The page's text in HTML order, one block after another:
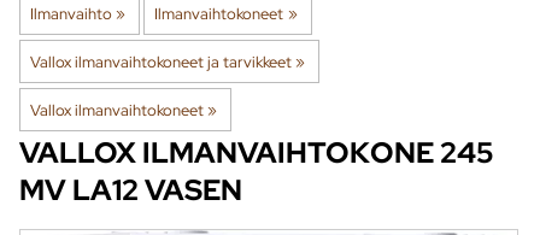
Ilmanvaihto‪» Ilmanvaihtokoneet ‪»
Vallox ilmanvaihtokoneet ja tarvikkeet‪»
Vallox ilmanvaihtokoneet‪»
VALLOXILMANVAIHTOKONE 245
MV LA12 VASEN